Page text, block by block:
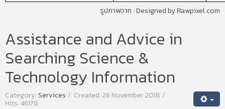
รูปภาพจาก :Designed by Rawpixel.com
Assistance and Advice in
Searching Science &
Technology Information
Category: Services Created: 26 November 2018
Hits: 46178